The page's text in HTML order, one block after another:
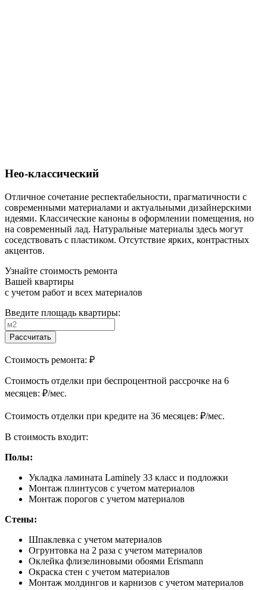
Нео-классический
Отличное сочетание респектабельности, прагматичности с
современными материалами и актуальными дизайнерскими
идеями. Классические каноны в оформлении помещения, но
на современный лад. Натуральные материалы здесь могут
соседствовать с пластиком. Отсутствие ярких, контрастных
акцентов.
Узнайте стоимость ремонта
Вашей квартиры
с учетом работ и всех материалов
Введите площадь квартиры:
Рассчитать
Стоимость ремонта: ₽
Cтоимость отделки при беспроцентной рассрочке на 6
месяцев: ₽/мес.
Cтоимость отделки при кредите на 36 месяцев: ₽/мес.
В стоимость входит:
Полы:
Укладка ламината Laminely 33 класс и подложки
Монтаж плинтусов с учетом материалов
Монтаж порогов с учетом материалов
Стены:
Шпаклевка с учетом материалов
Огрунтовка на 2 раза с учетом материалов
Оклейка флизелиновыми обоями Erismann
Окраска стен с учетом материалов
Монтаж молдингов и карнизов с учетом материалов